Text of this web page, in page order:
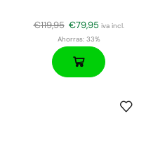
€119,95 €79,95 iva incl.
Ahorras:33%